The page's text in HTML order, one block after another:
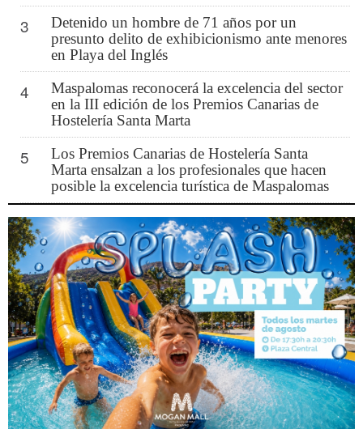
3
Detenido un hombre de 71 años por un
presunto delito de exhibicionismo ante menores
en Playa del Inglés
4
Maspalomas reconocerá la excelencia del sector
en la III edición de los Premios Canarias de
Hostelería Santa Marta
5
Los Premios Canarias de Hostelería Santa
Marta ensalzan a los profesionales que hacen
posible la excelencia turística de Maspalomas